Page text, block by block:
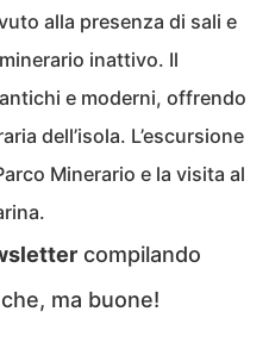
alla presenza di sali e
inattivo. Il
e moderni, offrendo
dell’isola. L’escursione
Minerario e la visita al
compilando
ma buone!